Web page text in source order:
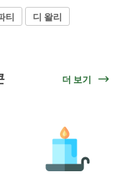
티 디 왈리
더 보기